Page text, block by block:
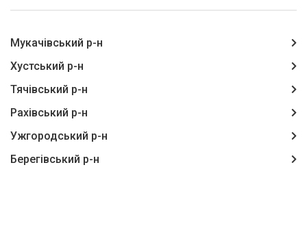
Мукачівський р-н
Хустський р-н
Тячівський р-н
Рахівський р-н
Ужгородський р-н
Берегівський р-н